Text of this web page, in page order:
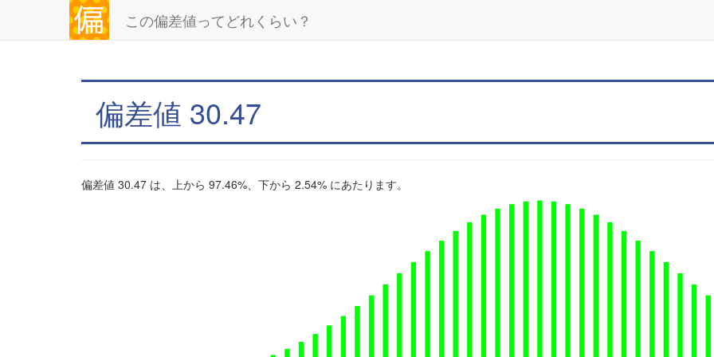
この偏差値ってどれくらい？
偏差値 30.47
偏差値 30.47 は、上から 97.46%、下から 2.54% にあたります。